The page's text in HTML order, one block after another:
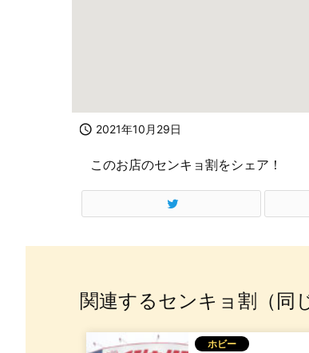
 2021年10月29日
このお店のセンキョ割をシェア！
関連するセンキョ割（同
ホビー